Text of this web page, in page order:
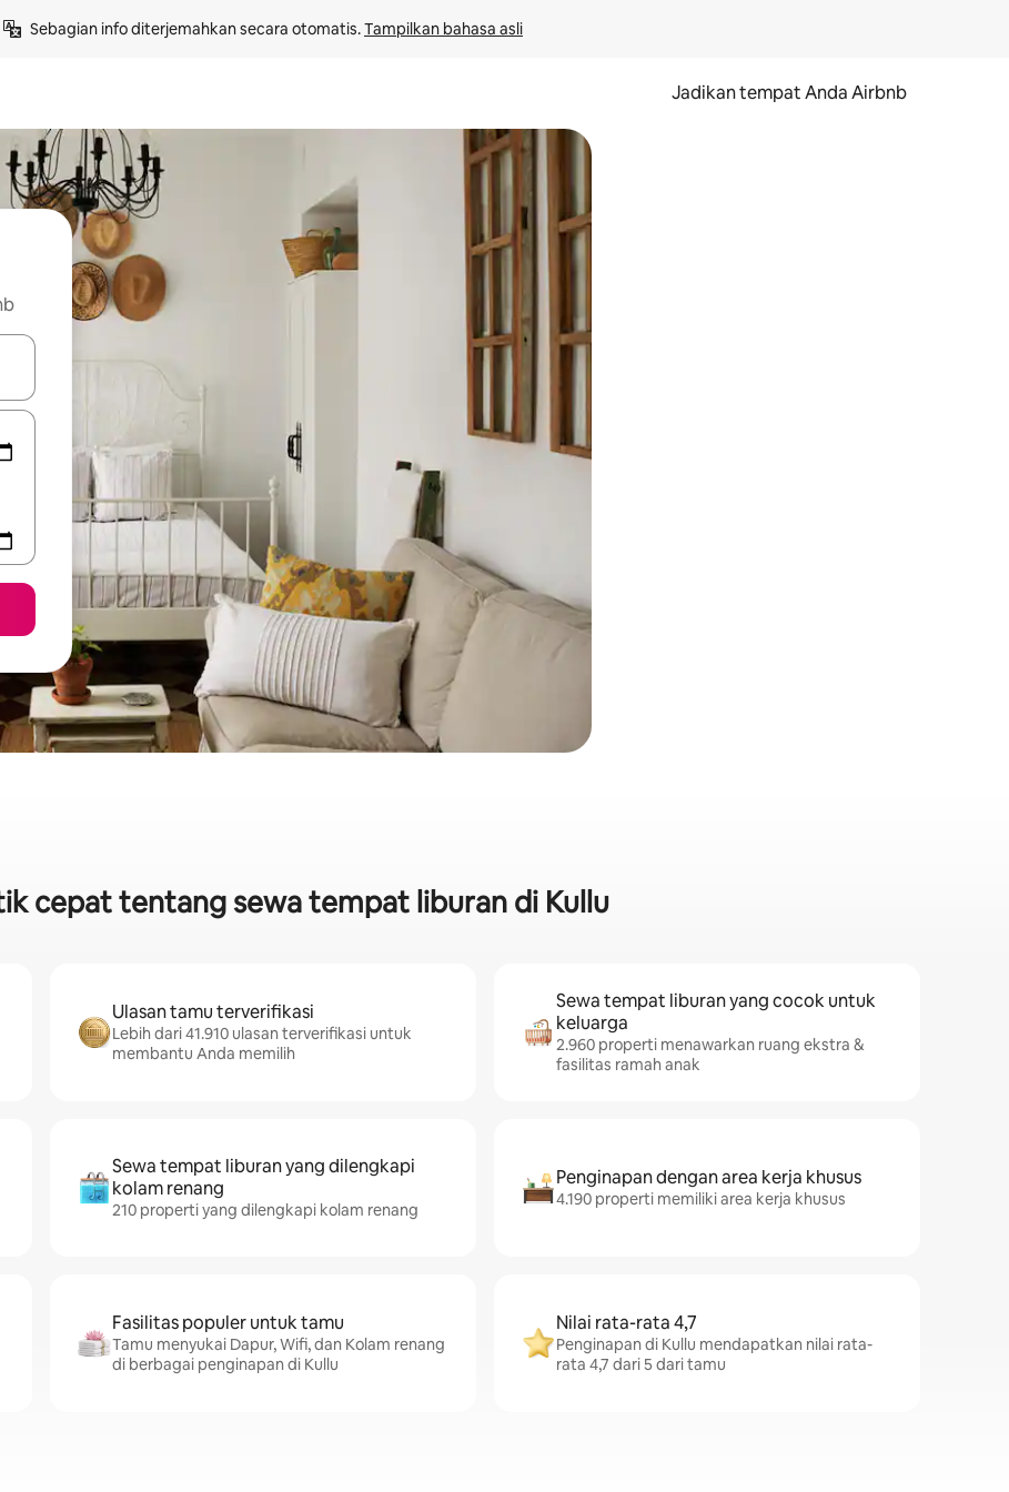
Sebagian info diterjemahkan secara otomatis. Tampilkan bahasa asli
Jadikan tempat Anda Airbnb
panah ke atas dan ke bawah atau jelajahi dengan sentuhan atau gerakan menggeser.
cepat tentang sewa tempat liburan di Kullu
Ulasan tamu terverifikasi
Lebih dari 41.910 ulasan terverifikasi untuk
membantu Anda memilih
Sewa tempat liburan yang cocok untuk
keluarga
2.960 properti menawarkan ruang ekstra &
fasilitas ramah anak
Sewa tempat liburan yang dilengkapi
kolam renang
210 properti yang dilengkapi kolam renang
Penginapan dengan area kerja khusus
4.190 properti memiliki area kerja khusus
Fasilitas populer untuk tamu
Tamu menyukai Dapur, Wifi, dan Kolam renang
di berbagai penginapan di Kullu
Nilai rata-rata 4,7
Penginapan di Kullu mendapatkan nilai rata-
rata 4,7 dari 5 dari tamu